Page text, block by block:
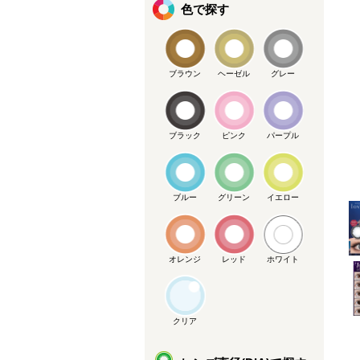
色で探す
ブラウン ヘーゼル グレー
ブラック ピンク パープル
ブルー グリーン イエロー
オレンジ レッド ホワイト
クリア